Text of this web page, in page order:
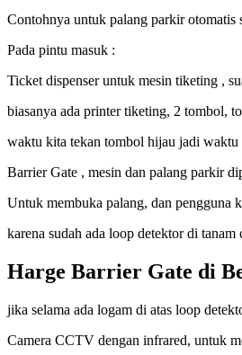
Contohnya untuk palang parkir otomatis
Pada pintu masuk :
Ticket dispenser untuk mesin tiketing ,
biasanya ada printer tiketing, 2 tombol,
waktu kita tekan tombol hijau jadi
Barrier Gate , mesin dan palang parkir
Untuk membuka palang, dan pengguna
karena sudah ada loop detektor di
Harge Barrier Gate di
jika selama ada logam di atas loop
Camera CCTV dengan infrared, untuk